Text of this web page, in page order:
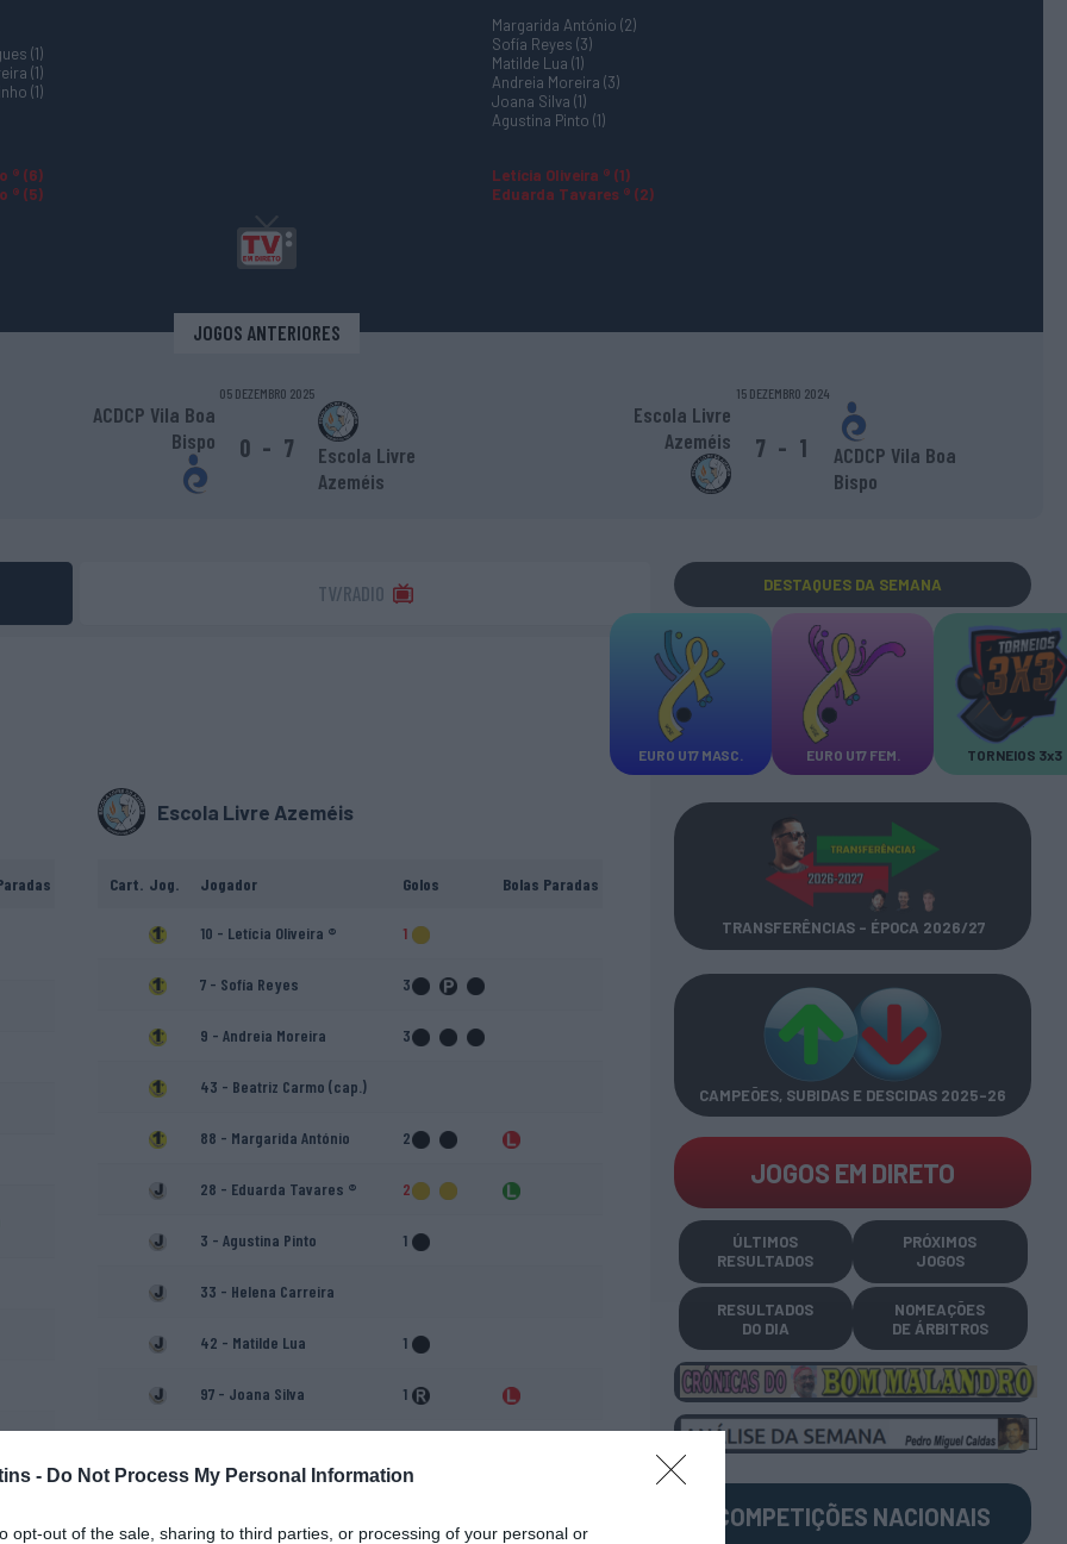
- Do Not Process My Personal Information
opt-out of the sale, sharing to third parties, or processing of your personal or
(1)
(1)
(1)
Margarida António (2)
Sofía Reyes (3)
Matilde Lua (1)
Andreia Moreira (3)
Joana Silva (1)
Agustina Pinto (1)
® (6)
® (5)
Letícia Oliveira ® (1)
Eduarda Tavares ® (2)
JOGOS ANTERIORES
05 DEZEMBRO 2025
ACDCP Vila Boa
Bispo
0 - 7
Escola Livre
Azeméis
15 DEZEMBRO 2024
Escola Livre
Azeméis
7 - 1
ACDCP Vila Boa
Bispo
TV/RADIO
Escola Livre Azeméis
Cart. Jog. Jogador Golos Bolas Paradas
10 - Letícia Oliveira ® 1
7 - Sofía Reyes 3
9 - Andreia Moreira 3
43 - Beatriz Carmo (cap.)
88 - Margarida António 2
28 - Eduarda Tavares ® 2
3 - Agustina Pinto 1
33 - Helena Carreira
42 - Matilde Lua 1
97 - Joana Silva 1
DESTAQUES DA SEMANA
EURO U17 MASC. EURO U17 FEM. TORNEIOS 3x3
TRANSFERÊNCIAS - ÉPOCA 2026/27
CAMPEÕES, SUBIDAS E DESCIDAS 2025-26
JOGOS EM DIRETO
ÚLTIMOS
RESULTADOS
PRÓXIMOS
JOGOS
RESULTADOS
DO DIA
NOMEAÇÕES
DE ÁRBITROS
COMPETIÇÕES NACIONAIS